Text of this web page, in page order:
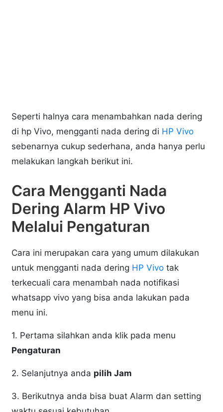
Seperti halnya cara menambahkan nada dering
di hp Vivo, mengganti nada dering di HP Vivo
sebenarnya cukup sederhana, anda hanya perlu
melakukan langkah berikut ini.
Cara Mengganti Nada
Dering Alarm HP Vivo
Melalui Pengaturan
Cara ini merupakan cara yang umum dilakukan
untuk mengganti nada dering HP Vivo tak
terkecuali cara menambah nada notifikasi
whatsapp vivo yang bisa anda lakukan pada
menu ini.
1. Pertama silahkan anda klik pada menu
Pengaturan
2. Selanjutnya anda pilih Jam
3. Berikutnya anda bisa buat Alarm dan setting